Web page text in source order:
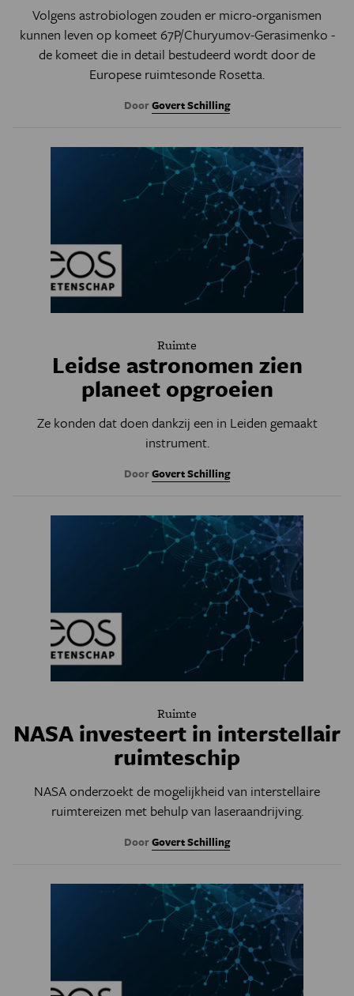
Volgens astrobiologen zouden er micro-organismen
kunnen leven op komeet 67P/Churyumov-Gerasimenko -
de komeet die in detail bestudeerd wordt door de
Europese ruimtesonde Rosetta.
DoorGovert Schilling
Ruimte
Leidse astronomen zien
planeet opgroeien
Ze konden dat doen dankzij een in Leiden gemaakt
instrument.
DoorGovert Schilling
Ruimte
NASA investeert in interstellair
ruimteschip
NASA onderzoekt de mogelijkheid van interstellaire
ruimtereizen met behulp van laseraandrijving.
DoorGovert Schilling